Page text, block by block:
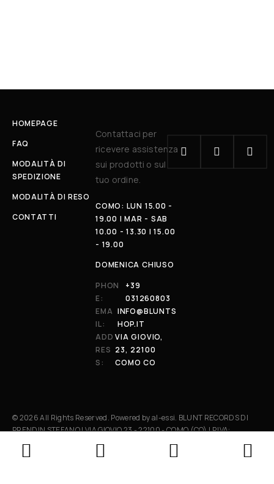
HOMEPAGE
FAQ
MODALITÀ DI
SPEDIZIONE
MODALITÀ DI RESO
CONTATTI
Contattaci per
ricevere assistenza
sui prodotti o sul
tuo ordine.
COMO: LUN 15.00 -
19.00 | MAR - SAB
10.00 - 13.30 | 15.00
- 19.00
DOMENICA CHIUSO
PHON
E:
+39
031260803
EMA
IL:
INFO@BLUNTS
HOP.IT
ADD
RES
S:
VIA GIOVIO,
23, 22100
COMO CO
© 2026 All Rights Reserved. Powered by al-essi. BLUNT RECORDS DI
PRENDIN STEFANO | VIA GIOVIO 23 - 22100 - COMO (CO) | P.IVA:
01848590038